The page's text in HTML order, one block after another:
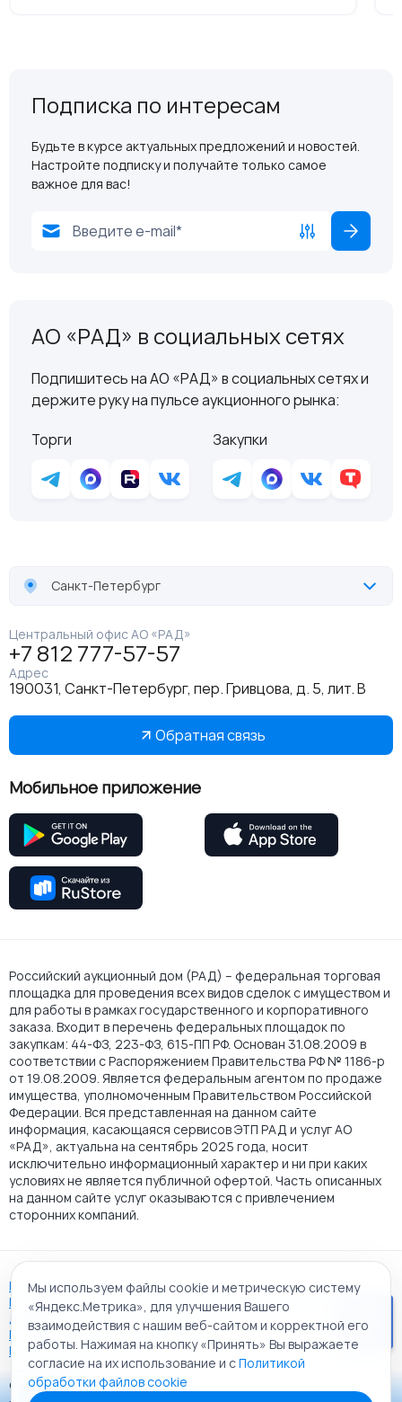
Подписка по интересам
Будьте в курсе актуальных предложений и новостей.
Настройте подписку и получайте только самое
важное для вас!
АО «РАД» в социальных сетях
Подпишитесь на АО «РАД» в социальных сетях и
держите руку на пульсе аукционного рынка:
Торги
Закупки
Санкт-Петербург
Центральный офис АО «РАД»
+7 812 777-57-57
Адрес
190031, Санкт-Петербург, пер. Гривцова, д. 5, лит. В
Обратная связь
Мобильное приложение
Российский аукционный дом (РАД) – федеральная торговая
площадка для проведения всех видов сделок с имуществом и
для работы в рамках государственного и корпоративного
заказа. Входит в перечень федеральных площадок по
закупкам: 44-ФЗ, 223-ФЗ, 615-ПП РФ. Основан 31.08.2009 в
соответствии с Распоряжением Правительства РФ № 1186-р
от 19.08.2009. Является федеральным агентом по продаже
имущества, уполномоченным Правительством Российской
Федерации. Вся представленная на данном сайте
информация, касающаяся сервисов ЭТП РАД и услуг АО
«РАД», актуальна на сентябрь 2025 года, носит
исключительно информационный характер и ни при каких
условиях не является публичной офертой. Часть описанных
на данном сайте услуг оказываются с привлечением
сторонних компаний.
Пользовательское соглашение
Политика АО "РАД" в отношении обработки персональных
данных
Политика обработки файлов cookie
Карта сайта
© 2009 - 2026 АО «Российский аукционный дом»
Мы используем файлы cookie и метрическую систему
«Яндекс.Метрика», для улучшения Вашего
взаимодействия с нашим веб-сайтом и корректной его
работы. Нажимая на кнопку «Принять» Вы выражаете
согласие на их использование и сПолитикой
обработки файлов cookie